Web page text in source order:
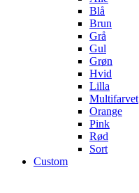
Blå
Brun
Grå
Gul
Grøn
Hvid
Lilla
Multifarvet
Orange
Pink
Rød
Sort
Custom